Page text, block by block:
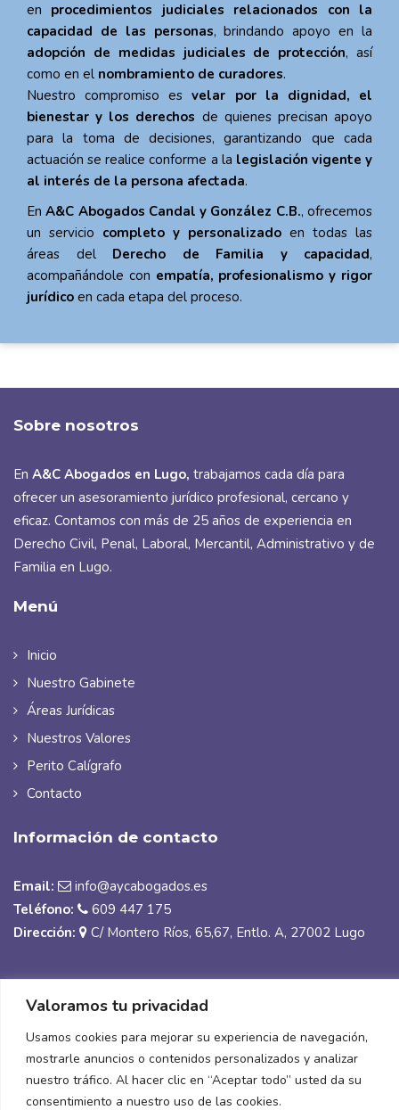
Valoramos tu privacidad
Usamos cookies para mejorar su experiencia de navegación,
mostrarle anuncios o contenidos personalizados y analizar
nuestro tráfico. Al hacer clic en “Aceptar todo” usted da su
consentimiento a nuestro uso de las cookies.
en procedimientos judiciales relacionados con la
capacidad de las personas, brindando apoyo en la
adopción de medidas judiciales de protección, así
como en el nombramiento de curadores.
Nuestro compromiso esvelar por la dignidad, el
bienestar y los derechos de quienes precisan apoyo
para la toma de decisiones, garantizando que cada
actuación se realice conforme a la legislación vigente y
al interés de la persona afectada.
EnA&C Abogados Candal y González C.B., ofrecemos
un servicio completo y personalizado en todas las
áreas del Derecho de Familia y capacidad,
acompañándole con empatía, profesionalismo y rigor
jurídico en cada etapa del proceso.
Sobre nosotros
En A&C Abogados en Lugo, trabajamos cada día para
ofrecer un asesoramiento jurídico profesional, cercano y
eficaz. Contamos con más de 25 años de experiencia en
Derecho Civil, Penal, Laboral, Mercantil, Administrativo y de
Familia en Lugo.
Menú
Inicio
Nuestro Gabinete
Áreas Jurídicas
Nuestros Valores
Perito Calígrafo
Contacto
Información de contacto
Email:
info@aycabogados.es
Teléfono:
609 447 175
Dirección:
C/ Montero Ríos, 65,67, Entlo. A, 27002 Lugo
Lugo con más de 25 años de experiencia
Aviso legal y Privacidad
Accesibilidad
| Diseñado por
Citiservi Media